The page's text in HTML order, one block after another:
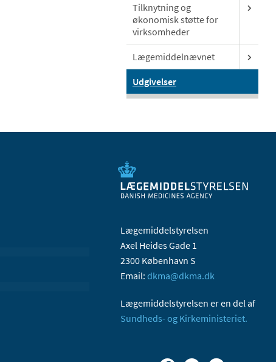
Tilknytning og
økonomisk støtte for
virksomheder
Lægemiddelnævnet
Udgivelser
Lægemiddelstyrelsen
Axel Heides Gade 1
2300 København S
Email: dkma@dkma.dk
Lægemiddelstyrelsen er en del af
Sundheds- og Kirkeministeriet.